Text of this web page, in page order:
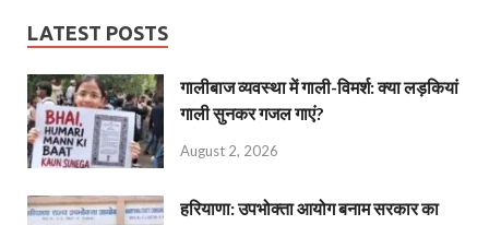
LATEST POSTS
गालीबाज व्‍यवस्‍था में गाली-विमर्श: क्या लड़कियां
गाली सुनकर गजल गाएं?
August 2, 2026
हरियाणा: उपभोक्ता आयोग बनाम सरकार का